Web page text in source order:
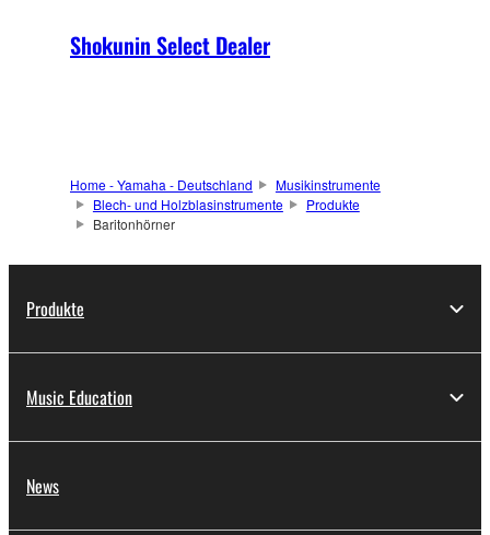
Shokunin Select Dealer
Home - Yamaha - Deutschland
Musikinstrumente
Blech- und Holzblasinstrumente
Produkte
Baritonhörner
Produkte
Music Education
News